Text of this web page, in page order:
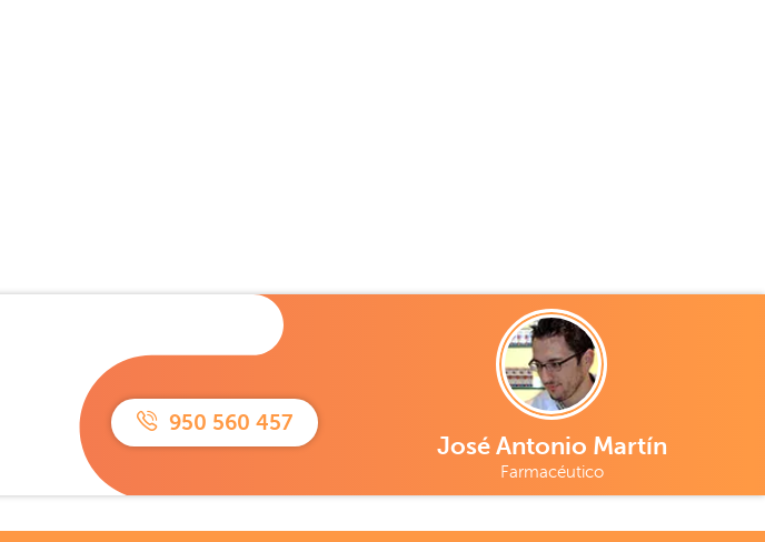
950 560 457
José Antonio Martín
Farmacéutico